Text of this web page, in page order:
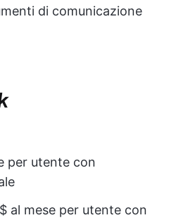
di comunicazione
per utente con
al mese per utente con